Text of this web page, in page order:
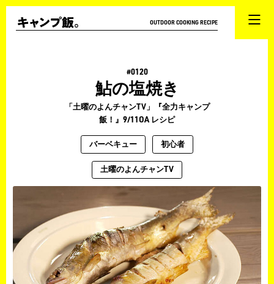
OUTDOOR COOKING RECIPE
#0120
鮎の塩焼き
「土曜のよんチャンTV」『全力キャンプ
飯！』9/11OA レシピ
バーベキュー 初心者
土曜のよんチャンTV